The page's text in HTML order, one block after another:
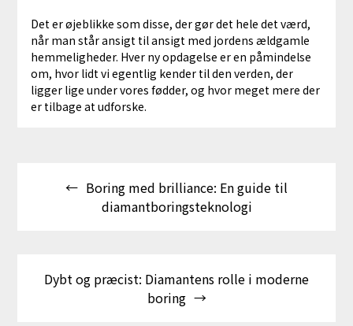
Det er øjeblikke som disse, der gør det hele det værd,
når man står ansigt til ansigt med jordens ældgamle
hemmeligheder. Hver ny opdagelse er en påmindelse
om, hvor lidt vi egentlig kender til den verden, der
ligger lige under vores fødder, og hvor meget mere der
er tilbage at udforske.
Boring med brilliance: En guide til
diamantboringsteknologi
Dybt og præcist: Diamantens rolle i moderne
boring